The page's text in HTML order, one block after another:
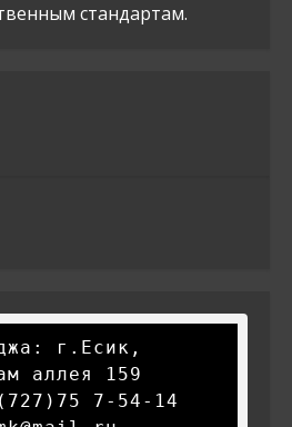
стандартам.
г.Есик,
аллея 159
7-54-14